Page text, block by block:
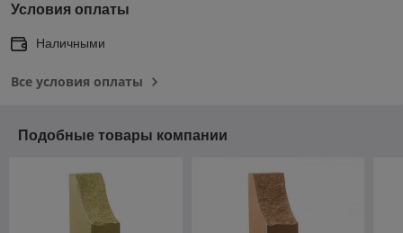
Условия оплаты
Наличными
Все условия оплаты
Подобные товары компании